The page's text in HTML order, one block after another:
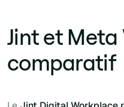
Jint et
comparatif